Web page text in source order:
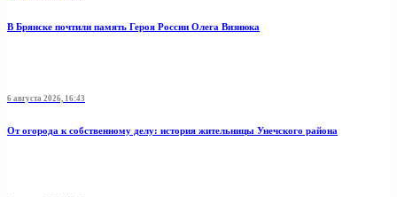
В Брянске почтили память Героя России Олега Визнюка
6 августа 2026, 16:43
От огорода к собственному делу: история жительницы Унечского района